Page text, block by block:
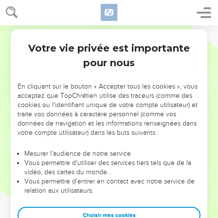
NE MANQUEZ PAS L’ÉVÉNEMENT
DE L’ANNÉE !
ET SI LEURS ERREURS POUVAIENT VOUS ÉVITER LES
VOTRES ?
leur foi ou leur vision. Mais on voit moins les doutes, les erreurs
et les saisons difficiles qu'ils ont traversés, alors même que ce
sont elles qui les ont façonnés.
Dans cette conférence, leaders, entrepreneurs, et responsables
clés pour avancer avec plus de sagesse afin que leurs erreurs
Votre vie privée est importante
pour nous
En cliquant sur le bouton « Accepter tous les cookies », vous
acceptez que TopChrétien utilise des traceurs (comme des
cookies ou l'identifiant unique de votre compte utilisateur) et
traite vos données à caractère personnel (comme vos
données de navigation et les informations renseignées dans
votre compte utilisateur) dans les buts suivants :
Mesurer l'audience de notre service
Vous permettre d'utiliser des services tiers tels que de la
vidéo, des cartes du monde…
Vous permettre d'entrer en contact avec notre service de
relation aux utilisateurs.
Choisir mes cookies